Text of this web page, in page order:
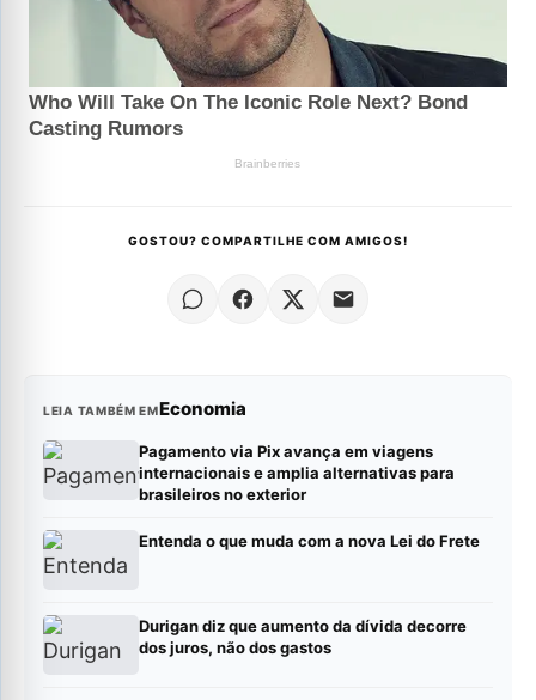
GOSTOU? COMPARTILHE COM AMIGOS!
LEIA TAMBÉM EMEconomia
Pagamento via Pix avança em viagens
internacionais e amplia alternativas para
brasileiros no exterior
Entenda o que muda com a nova Lei do Frete
Durigan diz que aumento da dívida decorre
dos juros, não dos gastos